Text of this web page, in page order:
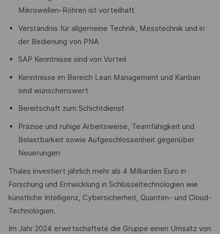
Mikrowellen-Röhren ist vorteilhaft
Verständnis für allgemeine Technik, Messtechnik und in
der Bedienung von PNA
SAP Kenntnisse sind von Vorteil
Kenntnisse im Bereich Lean Management und Kanban
sind wünschenswert
Bereitschaft zum Schichtdienst
Präzise und ruhige Arbeitsweise, Teamfähigkeit und
Belastbarkeit sowie Aufgeschlossenheit gegenüber
Neuerungen
Thales investiert jährlich mehr als 4 Milliarden Euro in
Forschung und Entwicklung in Schlüsseltechnologien wie
künstliche Intelligenz, Cybersicherheit, Quanten- und Cloud-
Technologien.
Im Jahr 2024 erwirtschaftete die Gruppe einen Umsatz von